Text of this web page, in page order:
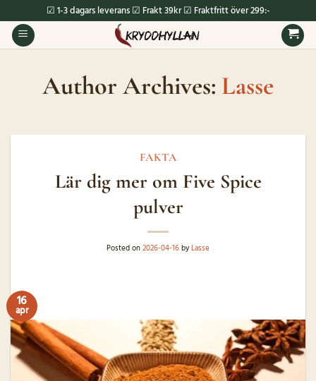
to
content
☑ 1-3 dagars leverans ☑ Frakt 39kr ☑ Fraktfritt över 299:-
Author Archives: Lasse
FAKTA
Lär dig mer om Five Spice
pulver
Posted on2026-04-16byLasse
16
apr